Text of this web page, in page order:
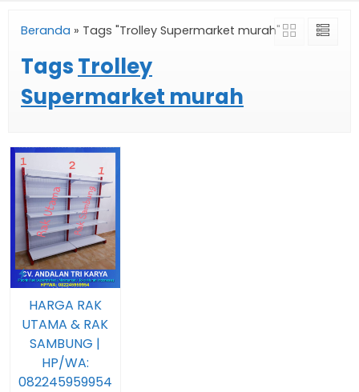
Beranda » Tags "Trolley Supermarket murah"
TagsTrolley
Supermarket murah
HARGA RAK
UTAMA & RAK
SAMBUNG |
HP/WA:
082245959954